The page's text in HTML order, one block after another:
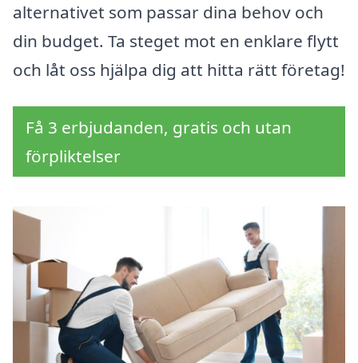
alternativet som passar dina behov och
din budget. Ta steget mot en enklare flytt
och låt oss hjälpa dig att hitta rätt företag!
Få 3 erbjudanden, gratis och utan
förpliktelser